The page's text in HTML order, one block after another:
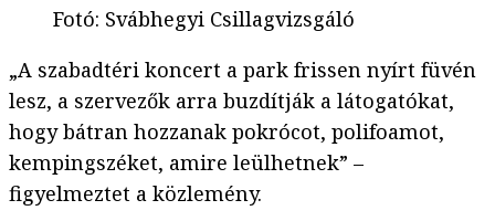
Fotó: Svábhegyi Csillagvizsgáló
„A szabadtéri koncert a park frissen nyírt füvén
lesz, a szervezők arra buzdítják a látogatókat,
hogy bátran hozzanak pokrócot, polifoamot,
kempingszéket, amire leülhetnek” –
figyelmeztet a közlemény.